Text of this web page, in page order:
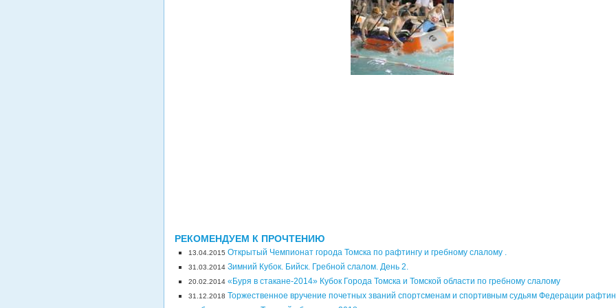
РЕКОМЕНДУЕМ К ПРОЧТЕНИЮ
13.04.2015 Открытый Чемпионат города Томска по рафтингу и гребному слалому .
31.03.2014 Зимний Кубок. Бийск. Гребной слалом. День 2.
20.02.2014 «Буря в стакане-2014» Кубок Города Томска и Томской области по гребному слалому
31.12.2018 Торжественное вручение почетных званий спортсменам и спортивным судьям Федерации